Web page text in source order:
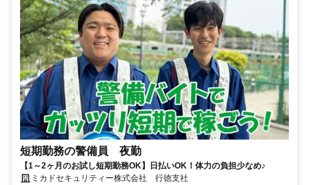
短期勤務の警備員 夜勤
【1～2ヶ月のお試し短期勤務OK】日払いOK！体力の負担少なめ♪
ミカドセキュリティー株式会社 行徳支社